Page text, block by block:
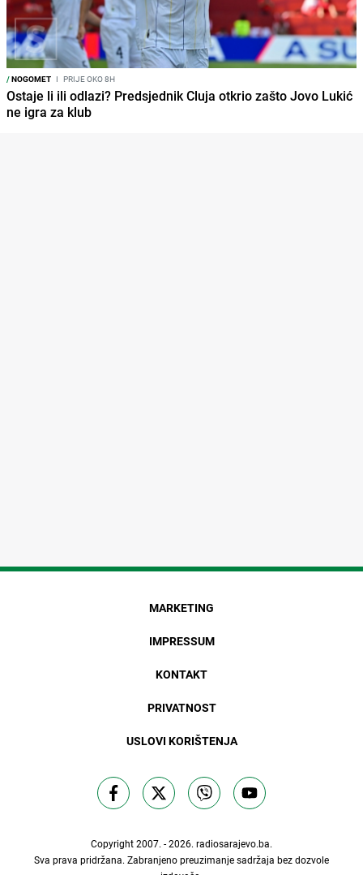
/NOGOMET I PRIJE OKO 8H
Ostaje li ili odlazi? Predsjednik Cluja otkrio zašto Jovo Lukić
ne igra za klub
MARKETING
IMPRESSUM
KONTAKT
PRIVATNOST
USLOVI KORIŠTENJA
Copyright 2007. - 2026. radiosarajevo.ba.
Sva prava pridržana. Zabranjeno preuzimanje sadržaja bez dozvole